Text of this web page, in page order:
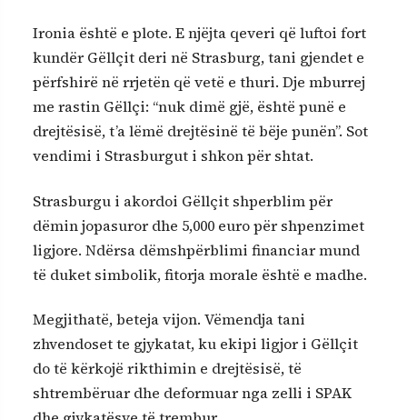
Ironia është e plote. E njëjta qeveri që luftoi fort
kundër Gëllçit deri në Strasburg, tani gjendet e
përfshirë në rrjetën që vetë e thuri. Dje mburrej
me rastin Gëllçi: “nuk dimë gjë, është punë e
drejtësisë, t’a lëmë drejtësinë të bëje punën”. Sot
vendimi i Strasburgut i shkon për shtat.
Strasburgu i akordoi Gëllçit shperblim për
dëmin jopasuror dhe 5,000 euro për shpenzimet
ligjore. Ndërsa dëmshpërblimi financiar mund
të duket simbolik, fitorja morale është e madhe.
Megjithatë, beteja vijon. Vëmendja tani
zhvendoset te gjykatat, ku ekipi ligjor i Gëllçit
do të kërkojë rikthimin e drejtësisë, të
shtrembëruar dhe deformuar nga zelli i SPAK